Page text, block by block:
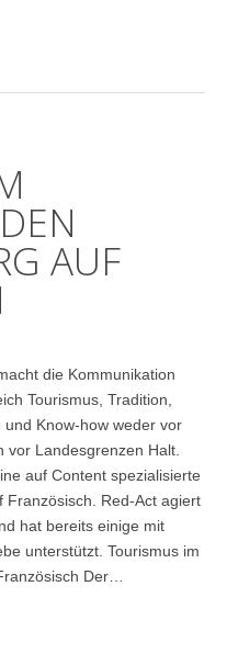
AUF
die Kommunikation
Tourismus, Tradition,
und Know-how weder vor
vor Landesgrenzen Halt.
auf Content spezialisierte
Französisch. Red-Act agiert
hat bereits einige mit
unterstützt. Tourismus im
Der…